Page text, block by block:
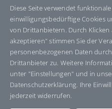
Share This
Facebook
X BlueskyReddit
Diese Seite verwendet
einwilligungsbedürftige Cookies
von Drittanbietern. Durch Klicken
akzeptieren" stimmen Sie der
personenbezogenen Daten
Drittanbieter zu. Weitere
unter "Einstellungen" und in
Datenschutzerklärung. Ihre
jederzeit widerrufen.